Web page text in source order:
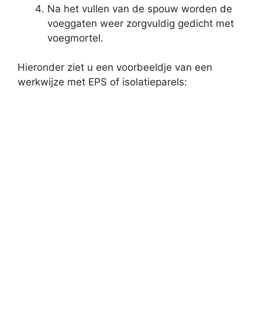
Na het vullen van de spouw worden de
voeggaten weer zorgvuldig gedicht met
voegmortel.
Hieronder ziet u een voorbeeldje van een
werkwijze met EPS of isolatieparels: